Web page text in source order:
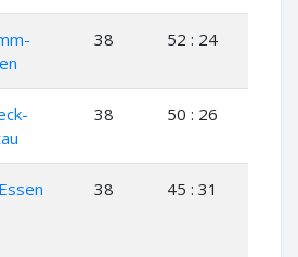
38 52 : 24
38 50 : 26
38 45 : 31